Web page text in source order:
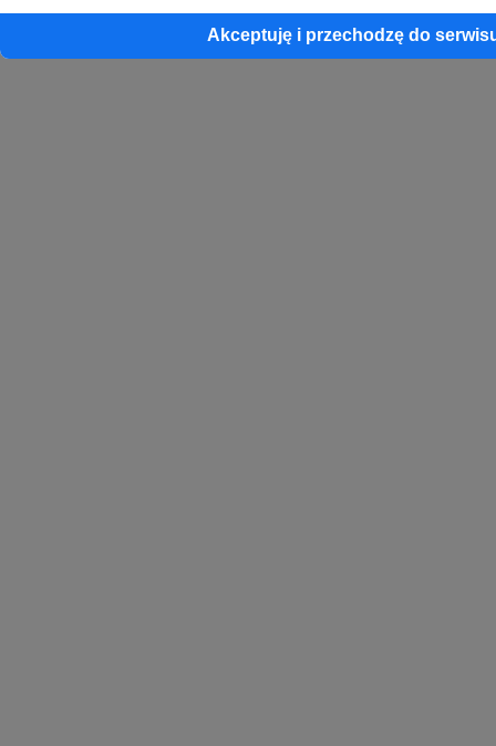
Akceptuję i przechodzę do